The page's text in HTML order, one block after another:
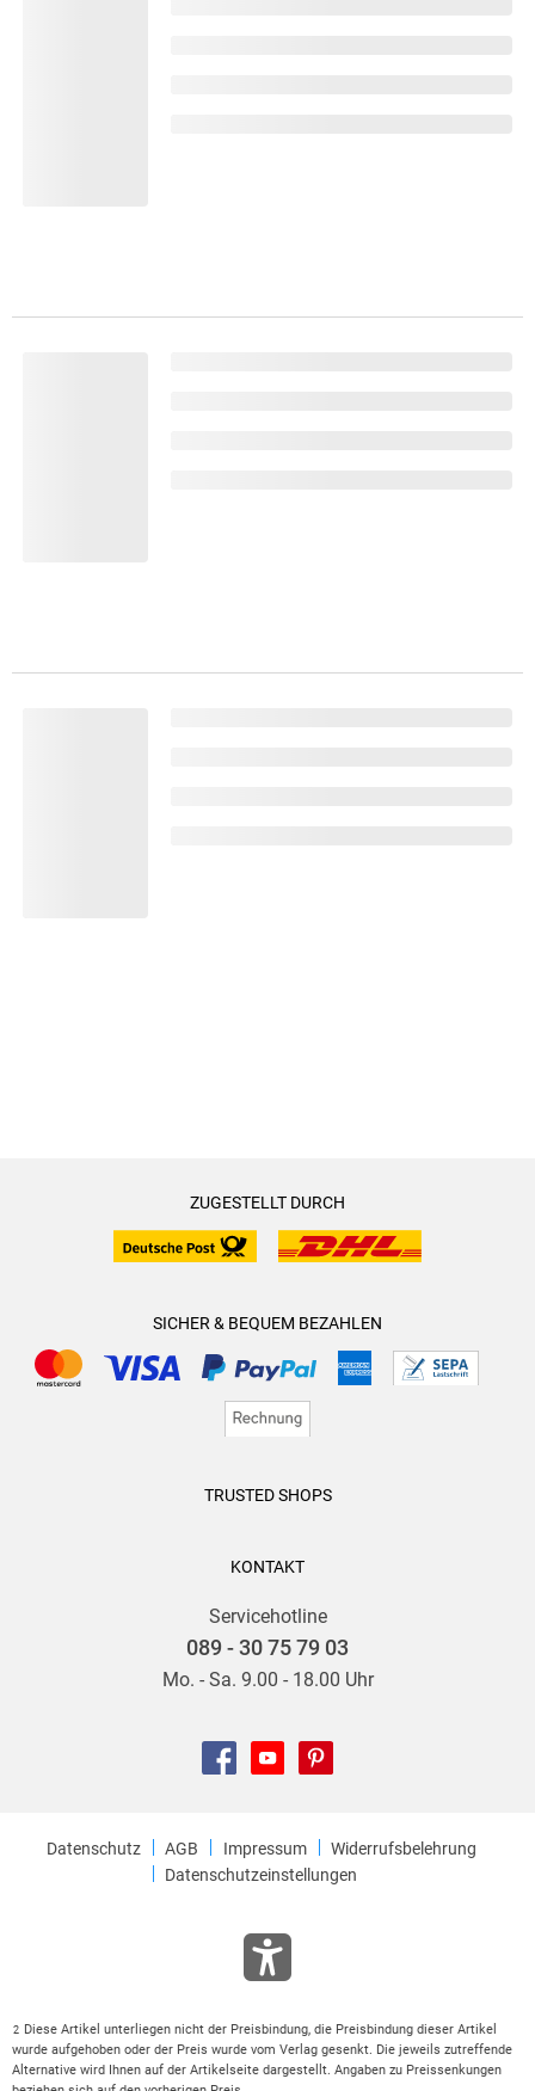
ZUGESTELLT DURCH
SICHER & BEQUEM BEZAHLEN
TRUSTED SHOPS
KONTAKT
Servicehotline
089 - 30 75 79 03
Mo. - Sa. 9.00 - 18.00 Uhr
Datenschutz AGB Impressum
Widerrufsbelehrung
Datenschutzeinstellungen
2
Diese Artikel unterliegen nicht der Preisbindung, die Preisbindung dieser Artikel
wurde aufgehoben oder der Preis wurde vom Verlag gesenkt. Die jeweils zutreffende
Alternative wird Ihnen auf der Artikelseite dargestellt. Angaben zu Preissenkungen